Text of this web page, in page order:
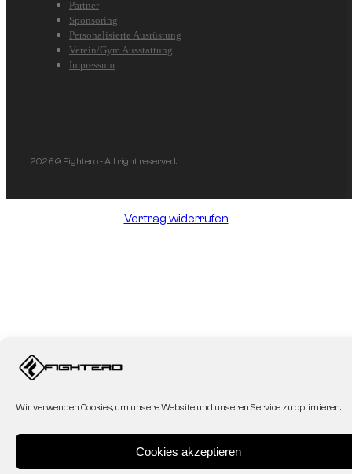
Wir verwenden Cookies, um unsere Website und unseren Service zu optimieren.
Cookies akzeptieren
Partner
Sponsoring
Personalisierte Ausrüstung
Verein/Gym Ausstattung
Impressum
2026 © Fightero - All right reserved.
Vertrag widerrufen